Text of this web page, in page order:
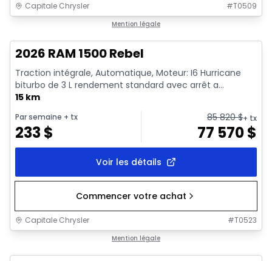
Capitale Chrysler #T0509
Mention légale
2026 RAM 1500 Rebel
Traction intégrale, Automatique, Moteur: I6 Hurricane
biturbo de 3 L rendement standard avec arrêt a...
15 km
Par semaine + tx
233$
85 820$+ tx
77 570$
Voir les détails
Commencer votre achat
Capitale Chrysler #T0523
Mention légale